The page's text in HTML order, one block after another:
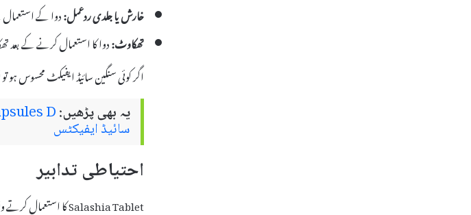
خارش یا جلدی ردعمل:دوا کے
تھکاوٹ:دوا کا استعمال کرنے کے
اگر کوئی سنگین سائیڈ ایفیکٹ محسوس ہو
یہ بھی پڑھیں:
سائیڈ ایفیکٹس
احتیاطی تدابیر
Salashia Tablet کا استعمال کرتے وقت چند احتیاطی تدابیر کو مدنظر رکھنا ضروری ہے: